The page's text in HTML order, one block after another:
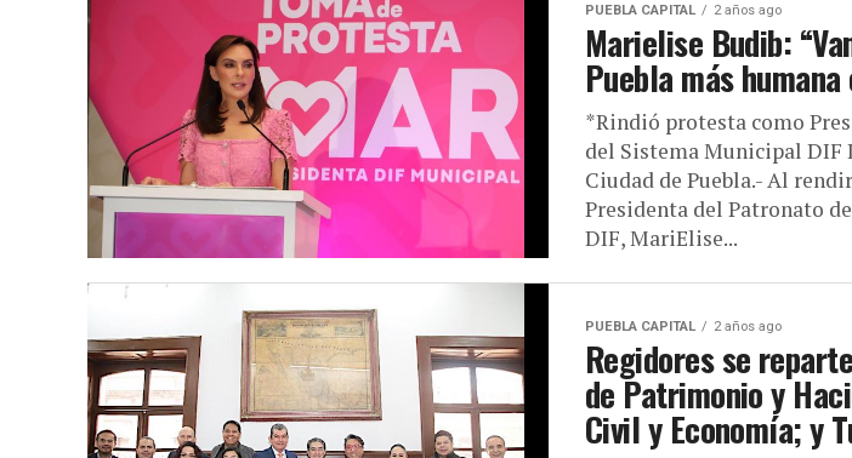
PUEBLA CAPITAL 2 años ago
Marielise Budib:
Puebla más
*Rindió protesta como
del Sistema Municipal DIF
Ciudad de Puebla.- Al
Presidenta del Patronato
DIF, MariElise...
PUEBLA CAPITAL 2 años ago
Regidores se
de Patrimonio y
Civil y Economía; y